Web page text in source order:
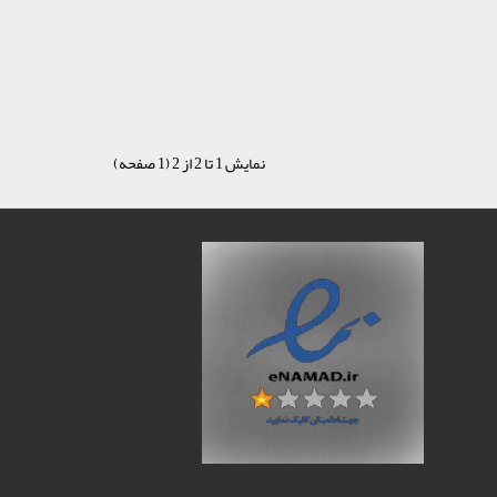
نمایش 1 تا 2 از 2 (1 صفحه)